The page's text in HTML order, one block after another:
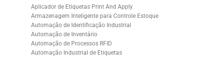
Aplicador de Etiquetas Print And Apply
Armazenagem Inteligente para Controle Estoque
Automação de Identificação Industrial
Automação de Inventário
Automação de Processos RFID
Automação Industrial de Etiquetas